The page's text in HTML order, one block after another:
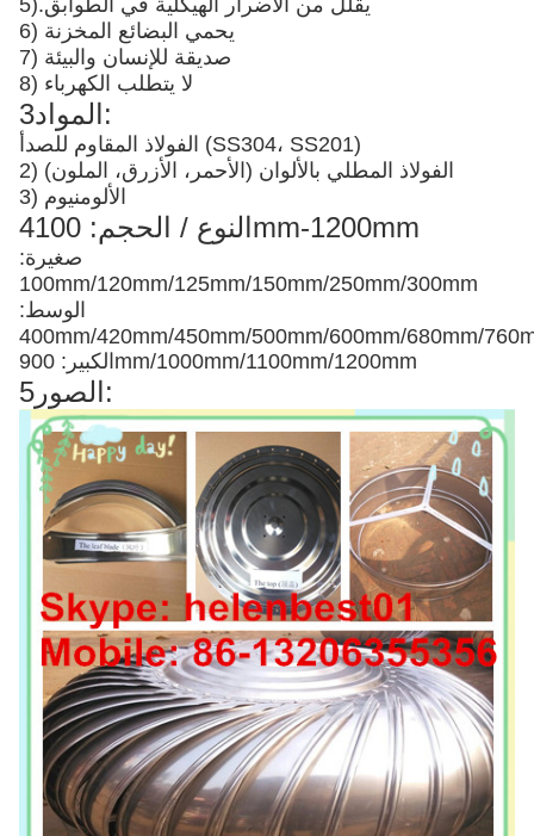
5).يقلل من الأضرار الهيكلية في الطوابق
6) يحمي البضائع المخزنة
7) صديقة للإنسان والبيئة
8) لا يتطلب الكهرباء
3المواد:
الفولاذ المقاوم للصدأ (SS304، SS201)
2) الفولاذ المطلي بالألوان (الأحمر، الأزرق، الملون)
3) الألومنيوم
4النوع / الحجم: 100mm-1200mm
صغيرة:
100mm/120mm/125mm/150mm/250mm/300mm
الوسط:
400mm/420mm/450mm/500mm/600mm/680mm/
الكبير: 900mm/1000mm/1100mm/1200mm
5الصور: